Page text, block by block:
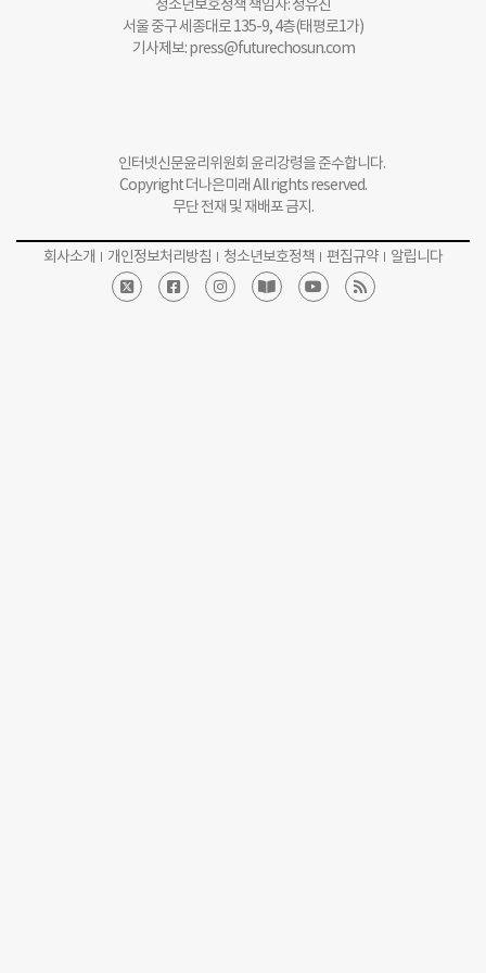
청소년보호정책 책임자: 정유진
서울 중구 세종대로 135-9, 4층(태평로1가)
기사제보:press@futurechosun.com
개인정보처리방침 청소년보호정책 편집규약